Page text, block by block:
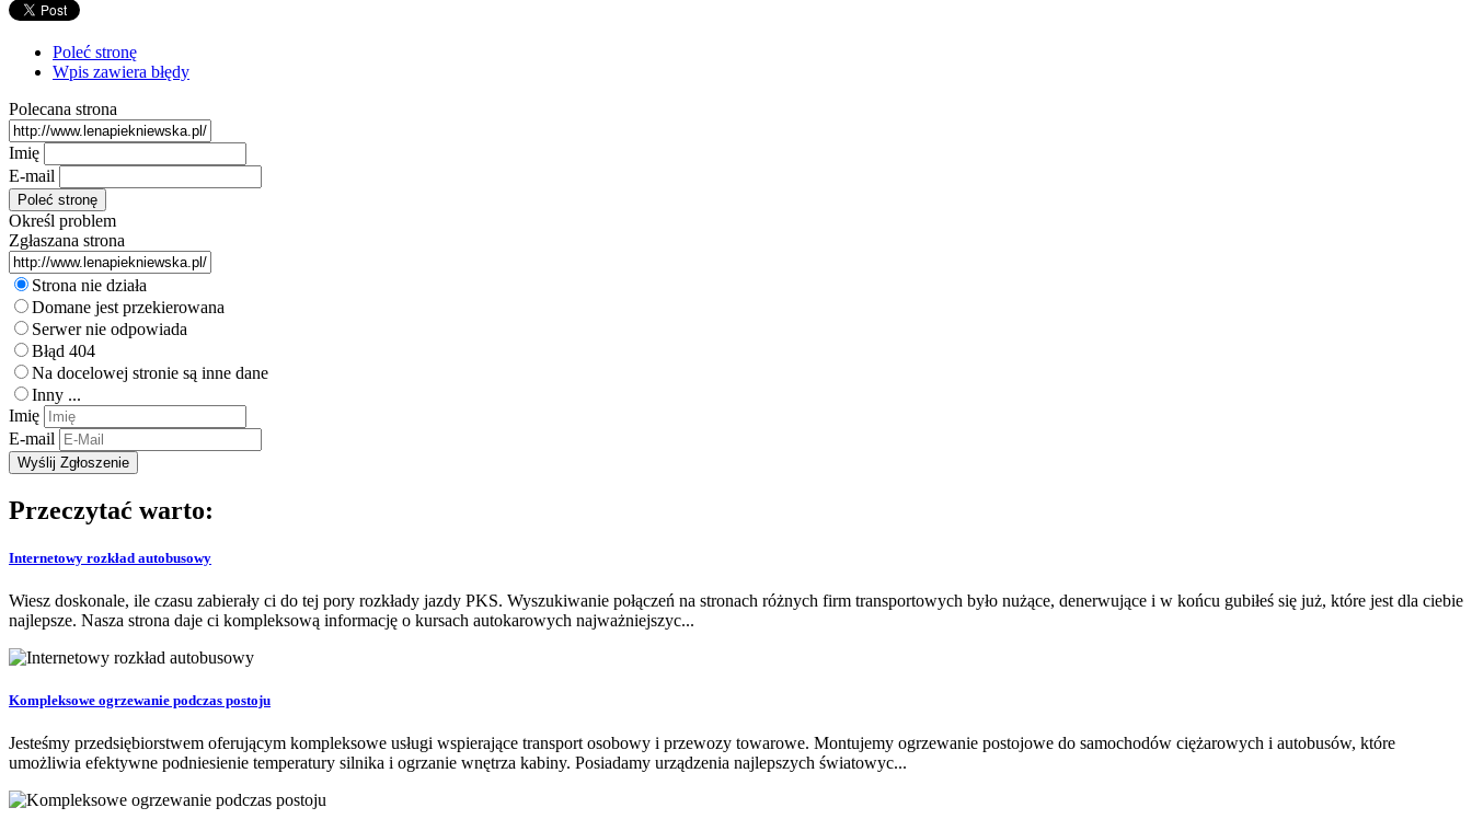
Poleć stronę
Wpis zawiera błędy
Polecana strona
Imię
E-mail
Określ problem
Zgłaszana strona
Strona nie działa
Domane jest przekierowana
Serwer nie odpowiada
Błąd 404
Na docelowej stronie są inne dane
Inny ...
Imię
E-mail
Przeczytać warto:
Internetowy rozkład autobusowy
Wiesz doskonale, ile czasu zabierały ci do tej pory rozkłady jazdy PKS. Wyszukiwanie połączeń na stronach różnych firm transportowych było nużące, denerwujące i w końcu gubiłeś się już, które jest dla ciebie
najlepsze. Nasza strona daje ci kompleksową informację o kursach autokarowych najważniejszyc...
Kompleksowe ogrzewanie podczas postoju
Jesteśmy przedsiębiorstwem oferującym kompleksowe usługi wspierające transport osobowy i przewozy towarowe. Montujemy ogrzewanie postojowe do samochodów ciężarowych i autobusów, które
umożliwia efektywne podniesienie temperatury silnika i ogrzanie wnętrza kabiny. Posiadamy urządzenia najlepszych światowyc...